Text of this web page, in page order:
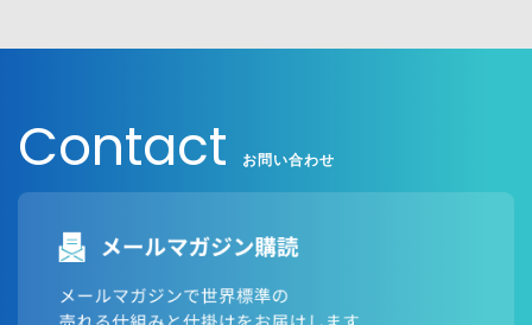
日本語対応ページはこちら
Contact お問い合わせ